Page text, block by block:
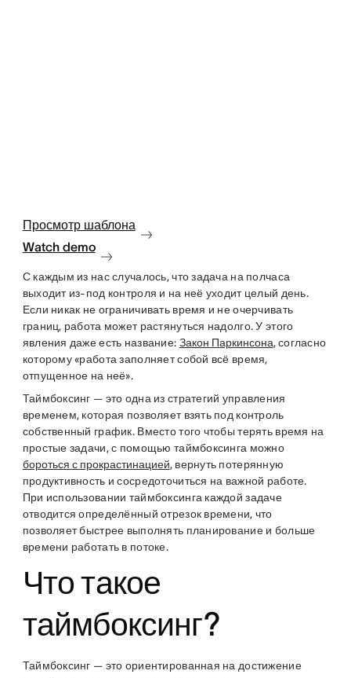
Просмотр шаблона
Watch demo
С каждым из нас случалось, что задача на полчаса
выходит из-под контроля и на неё уходит целый день.
Если никак не ограничивать время и не очерчивать
границ, работа может растянуться надолго. У этого
явления даже есть название: Закон Паркинсона, согласно
которому «работа заполняет собой всё время,
отпущенное на неё».
Таймбоксинг — это одна из стратегий управления
временем, которая позволяет взять под контроль
собственный график. Вместо того чтобы терять время на
простые задачи, с помощью таймбоксинга можно
бороться с прокрастинацией, вернуть потерянную
продуктивность и сосредоточиться на важной работе.
При использовании таймбоксинга каждой задаче
отводится определённый отрезок времени, что
позволяет быстрее выполнять планирование и больше
времени работать в потоке.
Что такое
таймбоксинг?
Таймбоксинг — это ориентированная на достижение